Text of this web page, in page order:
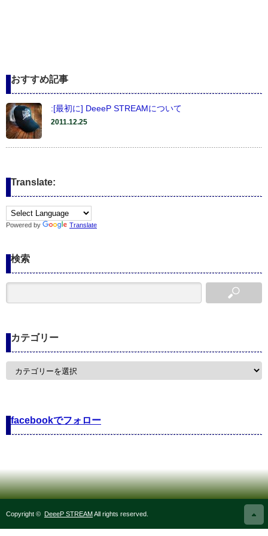
おすすめ記事
:[最初に] DeeeP STREAMについて
2011.12.25
Translate:
Powered by Translate
検索
カテゴリー
カ
facebookでフォロー
Copyright © DeeeP STREAMAll rights reserved.